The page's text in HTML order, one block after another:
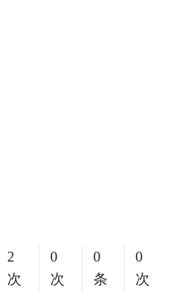
2
次
0
次
0
条
0
次